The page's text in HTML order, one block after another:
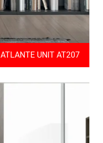
ATLANTE UNIT AT207